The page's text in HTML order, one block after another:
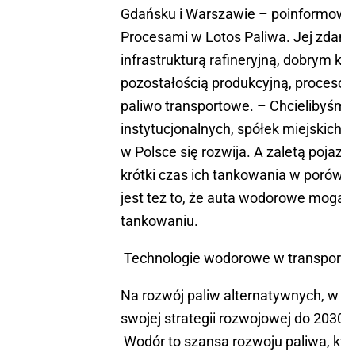
Gdańsku i Warszawie –
Procesami w Lotos Paliwa. Jej
infrastrukturą rafineryjną, dobrym
pozostałością produkcyjną,
paliwo transportowe. –
instytucjonalnych, spółek
w Polsce się rozwija. A zaletą
krótki czas ich tankowania w
jest też to, że auta wodorowe
tankowaniu.
Technologie wodorowe w
Na rozwój paliw alternatywnych,
swojej strategii rozwojowej do
Wodór to szansa rozwoju paliwa,